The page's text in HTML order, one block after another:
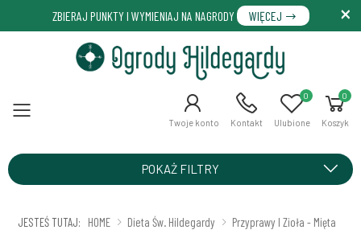
ZBIERAJ PUNKTY I WYMIENIAJ NA NAGRODY WIĘCEJ
Menu Twoje konto Kontakt Ulubione
0 0
Koszyk
POKAŻ FILTRY
JESTEŚ TUTAJ: HOME Dieta Św. Hildegardy
Przyprawy I Zioła - Mięta